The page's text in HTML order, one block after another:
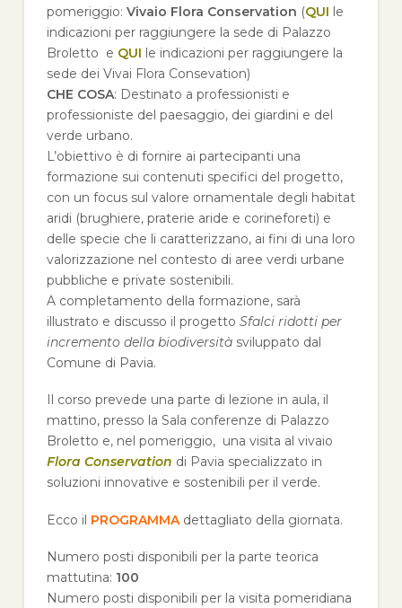
pomeriggio: Vivaio Flora Conservation (QUI le
indicazioni per raggiungere la sede di Palazzo
Broletto e QUI le indicazioni per raggiungere la
sede dei Vivai Flora Consevation)
CHE COSA: Destinato a professionisti e
professioniste del paesaggio, dei giardini e del
verde urbano.
L’obiettivo è di fornire ai partecipanti una
formazione sui contenuti specifici del progetto,
con un focus sul valore ornamentale degli habitat
aridi (brughiere, praterie aride e corineforeti) e
delle specie che li caratterizzano, ai fini di una loro
valorizzazione nel contesto di aree verdi urbane
pubbliche e private sostenibili.
A completamento della formazione, sarà
illustrato e discusso il progetto Sfalci ridotti per
incremento della biodiversitàsviluppato dal
Comune di Pavia.
Il corso prevede una parte di lezione in aula, il
mattino, presso la Sala conferenze di Palazzo
Broletto e, nel pomeriggio, una visita al vivaio
Flora Conservation di Pavia specializzato in
soluzioni innovative e sostenibili per il verde.
Ecco il PROGRAMMAdettagliato della giornata.
Numero posti disponibili per la parte teorica
mattutina: 100
Numero posti disponibili per la visita pomeridiana